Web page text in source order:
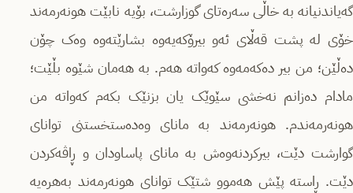
گەیاندنیانە بە خاڵی سەرەتای گوزارشت، بۆیە نابێت هونەرمەند
خۆی لە پشت قەڵای ئەو بیرۆکەیەوە بشارێتەوە وەک چۆن
دەڵێن؛ من بیر دەکەمەوە کەواتە هەم. بە هەمان شێوە بڵێت؛
مادام دەزانم نەخشی سێوێک یان بزنێک بکەم کەواتە من
هونەرمەندم. هونەرمەند بە مانای وەدەستخستنی توانای
گوارشت دێت، بیرکردنەوەش بە مانای پاساودان و ڕاڤەکردن
دێت. ڕاستە پێش هەموو شتێک توانای هونەرمەند بەهرەیە